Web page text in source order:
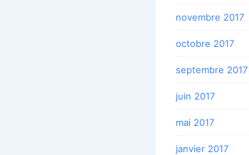
novembre 2017
octobre 2017
septembre 2017
juin 2017
mai 2017
janvier 2017